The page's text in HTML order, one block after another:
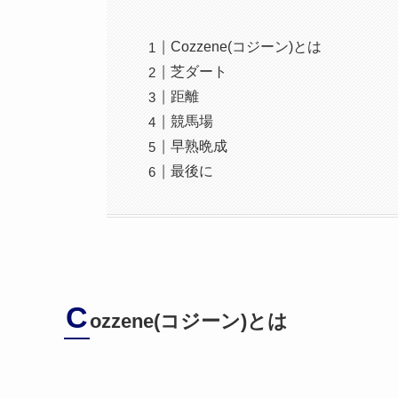
Cozzene(コジーン)とは
芝ダート
距離
競馬場
早熟晩成
最後に
Cozzene(コジーン)とは